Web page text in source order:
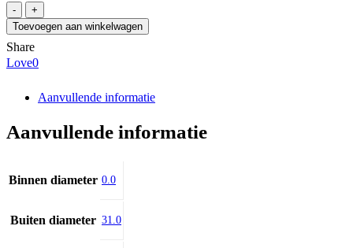
Bosch
Rexroth
R1511-
3-
9710
aantal
Toevoegen aan winkelwagen
Share
Love0
Aanvullende informatie
Aanvullende informatie
Binnen diameter 0.0
Buiten diameter 31.0